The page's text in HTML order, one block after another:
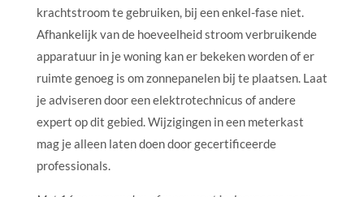
krachtstroom te gebruiken, bij een enkel-fase niet.
Afhankelijk van de hoeveelheid stroom verbruikende
apparatuur in je woning kan er bekeken worden of er
ruimte genoeg is om zonnepanelen bij te plaatsen. Laat
je adviseren door een elektrotechnicus of andere
expert op dit gebied. Wijzigingen in een meterkast
mag je alleen laten doen door gecertificeerde
professionals.